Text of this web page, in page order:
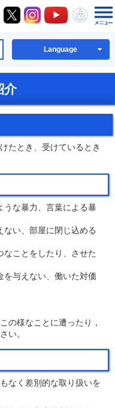
ジ
町LINE
八千代町Facebook
八千代町X八千代町Instagram
八千代町
八千
Language
介
たとき、受けているとき
うな暴力、言葉による暴
ない、部屋に閉じ込める
ことをしたり、させた
を与えない、働いた対価
の様なことに遭ったり，
い。
なく差別的な取り扱いを